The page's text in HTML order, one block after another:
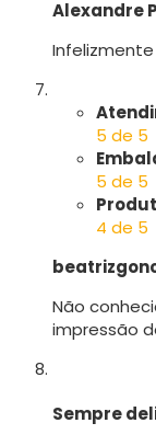
Alexandre
5 de 5
5 de 5
4 de 5
Não
impressão
Sempre